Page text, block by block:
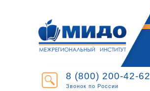
8 (800) 200-42-62
Звонок по России